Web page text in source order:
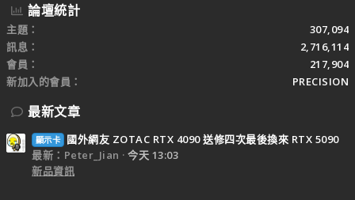
論壇統計
主題
307,094
訊息
2,716,114
會員
217,904
新加入的會員
PRECISION
最新文章
顯示卡
國外網友 ZOTAC RTX 4090 送修四次最後換來 RTX 5090
最新：Peter_Jian
今天 13:03
新品資訊